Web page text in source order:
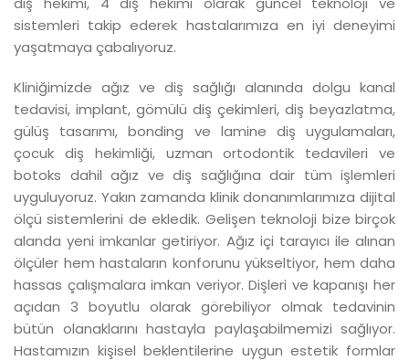
sistemleri takip ederek hastalarımıza en iyi deneyimi
yaşatmaya çabalıyoruz.
Kliniğimizde ağız ve diş sağlığı alanında dolgu kanal
tedavisi, implant, gömülü diş çekimleri, diş beyazlatma,
gülüş tasarımı, bonding ve lamine diş uygulamaları,
çocuk diş hekimliği, uzman ortodontik tedavileri ve
botoks dahil ağız ve diş sağlığına dair tüm işlemleri
uyguluyoruz. Yakın zamanda klinik donanımlarımıza dijital
ölçü sistemlerini de ekledik. Gelişen teknoloji bize birçok
alanda yeni imkanlar getiriyor. Ağız içi tarayıcı ile alınan
ölçüler hem hastaların konforunu yükseltiyor, hem daha
hassas çalışmalara imkan veriyor. Dişleri ve kapanışı her
açıdan 3 boyutlu olarak görebiliyor olmak tedavinin
bütün olanaklarını hastayla paylaşabilmemizi sağlıyor.
Hastamızın kişisel beklentilerine uygun estetik formlar